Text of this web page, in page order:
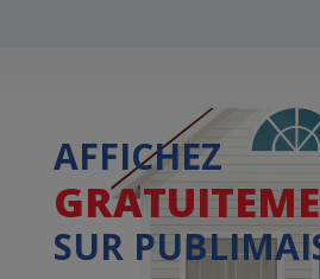
AFFICHEZ
SUR